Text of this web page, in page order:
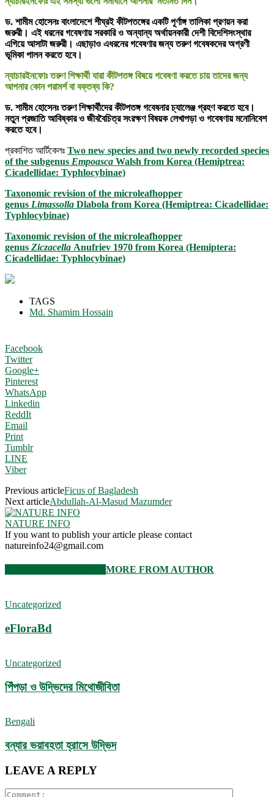
ড. শামীম হোসেনঃ বাংলাদেশে শীঘ্রই কীটপতঙ্গের একটি পূর্ণাঙ্গ তালিকা প্রণয়ন করা
জরুরী। এই ধরনের গবেষণায় সরকারি ও অন্যান্য অর্থায়নকারী দেশী বিদেশিসংস্থার
এগিয়ে আসাটা জরুরী। এছাড়াও এধরনের গবেষণার জন্য তরুণ গবেষকদের অগ্রণী
ভূমিকা পালন করতে হবে।
ন্যাচারইনফোঃ তরুণ শিক্ষার্থী যারা কীটপতঙ্গ বিষয়ে গবেষণা করতে চায় তাদের জন্য
আপনার কোন পরামর্শ বা বক্তব্য কি?
ড. শামীম হোসেনঃ তরুণ শিক্ষার্থীদের কীটপতঙ্গ গবেষনার চ্যালেঞ্জ গ্রহণ করতে হবে।
নতুন প্রজাতি আবিষ্কার ও জীববৈচিত্র সংরক্ষণ বিষয়ক লেখাপড়া ও গবেষণায় মনোনিবেশ
করতে হবে।
প্রকাশিত আর্টিকেলঃ Two new species and two newly recorded species
of the subgenus Empoasca Walsh from Korea (Hemiptrea:
Cicadellidae: Typhlocybinae)
Taxonomic revision of the microleafhopper
genus Limassolla Dlabola from Korea (Hemiptrea: Cicadellidae:
Typhlocybinae)
Taxonomic revision of the microleafhopper
genus Ziczacella Anufriev 1970 from Korea (Hemiptera:
Cicadellidae: Typhlocybinae)
TAGS
Md. Shamim Hossain
Facebook
Twitter
Google+
Pinterest
WhatsApp
Linkedin
ReddIt
Email
Print
Tumblr
LINE
Viber
Previous articleFicus of Bagladesh
Next articleAbdullah-Al-Masud Mazumder
NATURE INFO
If you want to publish your article please contact
natureinfo24@gmail.com
MORE FROM AUTHOR
Uncategorized
eFloraBd
Uncategorized
পিঁপড়া ও উদ্ভিদের মিথোজীবিতা
Bengali
বন্যার ভয়াবহতা হ্রাসে উদ্ভিদ
LEAVE A REPLY